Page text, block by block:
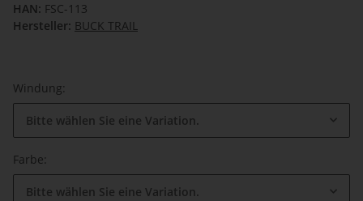
HAN: FSC-113
Hersteller: BUCK TRAIL
Windung:
Bitte wählen Sie eine Variation.
Farbe:
Bitte wählen Sie eine Variation.